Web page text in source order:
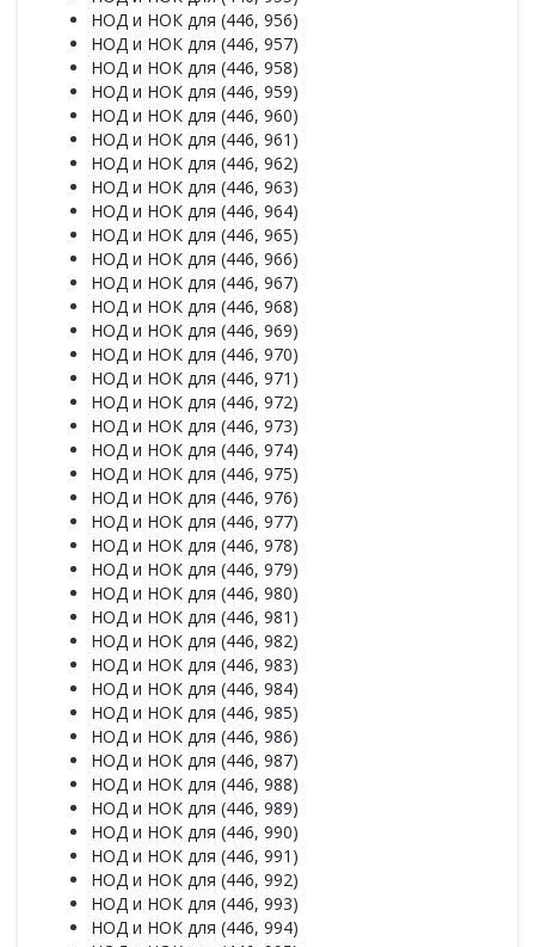
НОД и НОК для (446, 956)
НОД и НОК для (446, 957)
НОД и НОК для (446, 958)
НОД и НОК для (446, 959)
НОД и НОК для (446, 960)
НОД и НОК для (446, 961)
НОД и НОК для (446, 962)
НОД и НОК для (446, 963)
НОД и НОК для (446, 964)
НОД и НОК для (446, 965)
НОД и НОК для (446, 966)
НОД и НОК для (446, 967)
НОД и НОК для (446, 968)
НОД и НОК для (446, 969)
НОД и НОК для (446, 970)
НОД и НОК для (446, 971)
НОД и НОК для (446, 972)
НОД и НОК для (446, 973)
НОД и НОК для (446, 974)
НОД и НОК для (446, 975)
НОД и НОК для (446, 976)
НОД и НОК для (446, 977)
НОД и НОК для (446, 978)
НОД и НОК для (446, 979)
НОД и НОК для (446, 980)
НОД и НОК для (446, 981)
НОД и НОК для (446, 982)
НОД и НОК для (446, 983)
НОД и НОК для (446, 984)
НОД и НОК для (446, 985)
НОД и НОК для (446, 986)
НОД и НОК для (446, 987)
НОД и НОК для (446, 988)
НОД и НОК для (446, 989)
НОД и НОК для (446, 990)
НОД и НОК для (446, 991)
НОД и НОК для (446, 992)
НОД и НОК для (446, 993)
НОД и НОК для (446, 994)